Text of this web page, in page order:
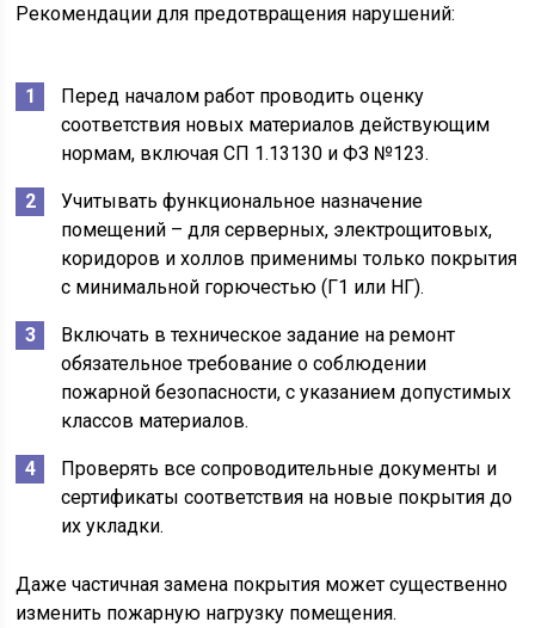
Рекомендации для предотвращения нарушений:
Перед началом работ проводить оценку
соответствия новых материалов действующим
нормам, включая СП 1.13130 и ФЗ №123.
Учитывать функциональное назначение
помещений – для серверных, электрощитовых,
коридоров и холлов применимы только покрытия
с минимальной горючестью (Г1 или НГ).
Включать в техническое задание на ремонт
обязательное требование о соблюдении
пожарной безопасности, с указанием допустимых
классов материалов.
Проверять все сопроводительные документы и
сертификаты соответствия на новые покрытия до
их укладки.
Даже частичная замена покрытия может существенно
изменить пожарную нагрузку помещения.